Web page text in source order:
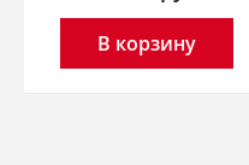
В корзину